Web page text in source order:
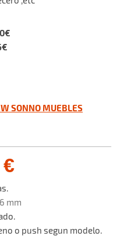
mm
o push segun modelo.